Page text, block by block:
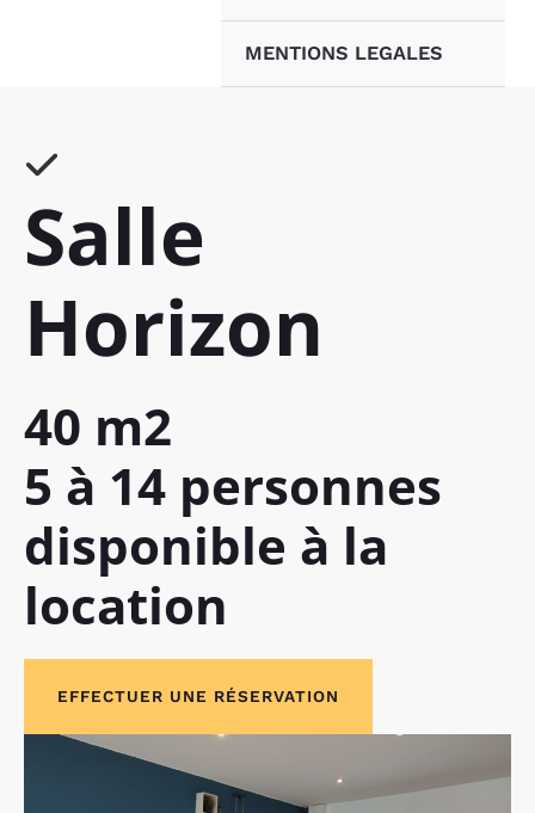
MENTIONS LEGALES
Salle
Horizon
40 m2
5 à 14 personnes
disponible à la
location
EFFECTUER UNE RÉSERVATION